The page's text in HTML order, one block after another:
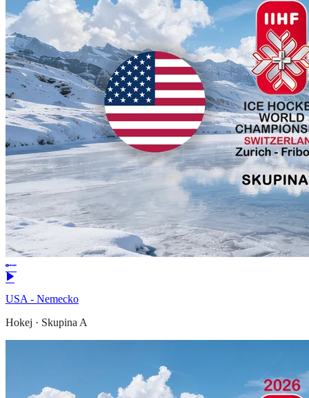
USA - Nemecko
Hokej · Skupina A